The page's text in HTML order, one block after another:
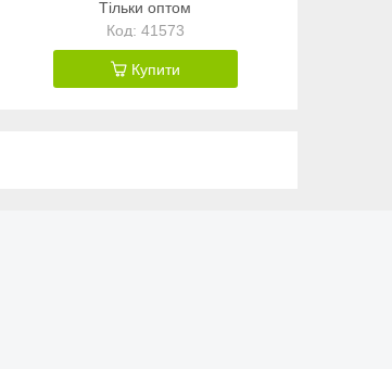
Тільки оптом
41573
Купити